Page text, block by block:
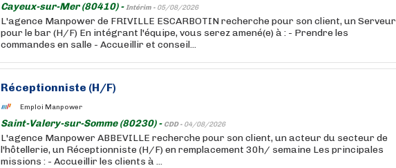
Cayeux-sur-Mer (80410) -Intérim - 05/08/2026
L'agence Manpower de FRIVILLE ESCARBOTIN recherche pour son client, un Serveur
pour le bar (H/F) En intégrant l'équipe, vous serez amené(e) à : - Prendre les
commandes en salle - Accueillir et conseil...
Réceptionniste (H/F)
Emploi Manpower
Saint-Valery-sur-Somme (80230) - CDD - 04/08/2026
L'agence Manpower ABBEVILLE recherche pour son client, un acteur du secteur de
l'hôtellerie, un Réceptionniste (H/F) en remplacement 30h/ semaine Les principales
missions : - Accueillir les clients à ...